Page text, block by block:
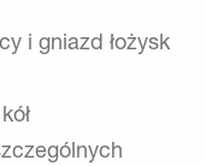
i gniazd łożysk